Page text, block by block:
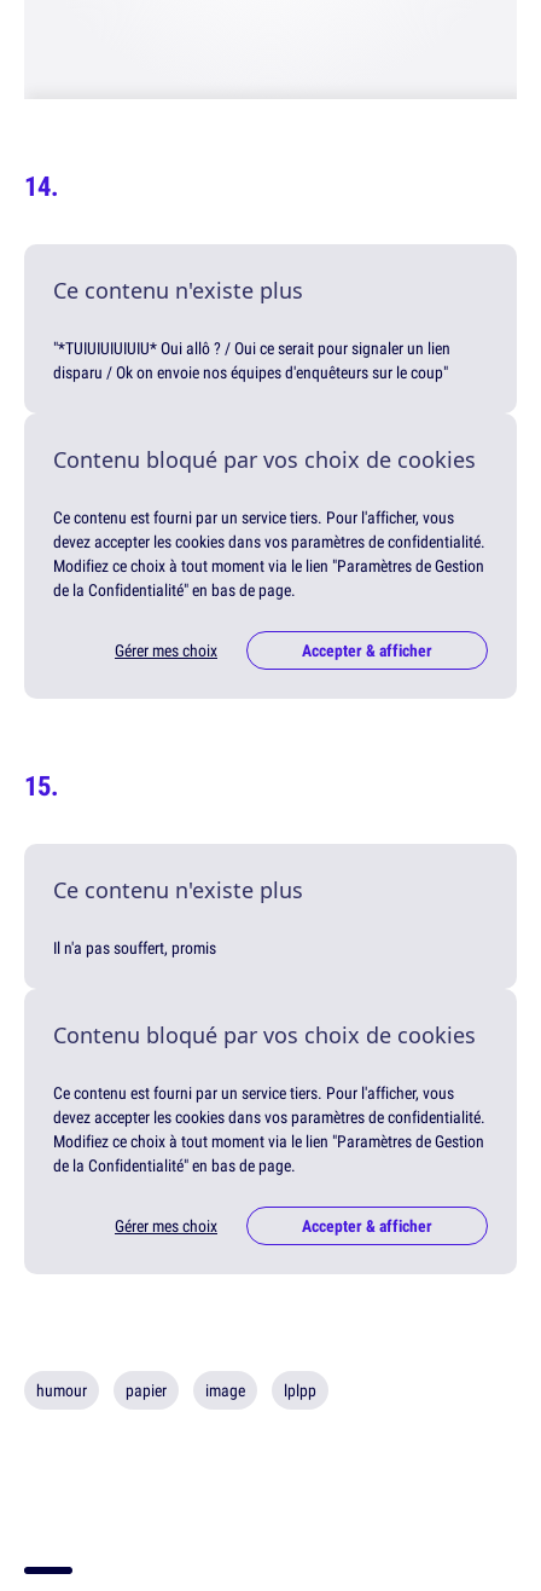
Ce contenu n'existe plus
"*TUIUIUIUIUIU* Oui allô ? / Oui ce serait pour signaler un lien
disparu / Ok on envoie nos équipes d'enquêteurs sur le coup"
Contenu bloqué par vos choix de cookies
Ce contenu est fourni par un service tiers. Pour l'afficher, vous
devez accepter les cookies dans vos paramètres de confidentialité.
Modifiez ce choix à tout moment via le lien "Paramètres de Gestion
de la Confidentialité" en bas de page.
Gérer mes choix Accepter & afficher
Ce contenu n'existe plus
Il n'a pas souffert, promis
Contenu bloqué par vos choix de cookies
Ce contenu est fourni par un service tiers. Pour l'afficher, vous
devez accepter les cookies dans vos paramètres de confidentialité.
Modifiez ce choix à tout moment via le lien "Paramètres de Gestion
de la Confidentialité" en bas de page.
Gérer mes choix Accepter & afficher
humour papier image lplpp